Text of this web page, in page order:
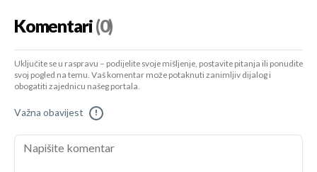
Komentari(0)
Uključite se u raspravu – podijelite svoje mišljenje, postavite pitanja ili ponudite
svoj pogled na temu. Vaš komentar može potaknuti zanimljiv dijalog i
obogatiti zajednicu našeg portala.
Važna obavijest !